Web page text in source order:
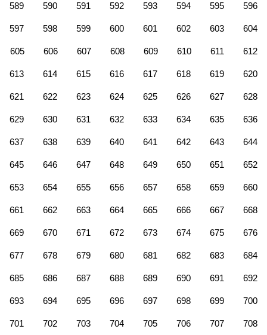
589 590 591 592 593 594 595 596
597 598 599 600 601 602 603 604
605 606 607 608 609 610 611 612
613 614 615 616 617 618 619 620
621 622 623 624 625 626 627 628
629 630 631 632 633 634 635 636
637 638 639 640 641 642 643 644
645 646 647 648 649 650 651 652
653 654 655 656 657 658 659 660
661 662 663 664 665 666 667 668
669 670 671 672 673 674 675 676
677 678 679 680 681 682 683 684
685 686 687 688 689 690 691 692
693 694 695 696 697 698 699 700
701 702 703 704 705 706 707 708